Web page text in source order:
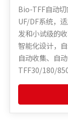
Bio-TFF自动
UF/DF系统，
发和小试级的
智能化设计，
自动收集、自
TFF30/180/